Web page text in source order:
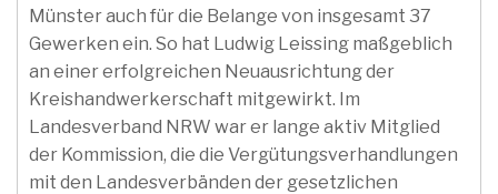
Münster auch für die Belange von insgesamt 37
Gewerken ein. So hat Ludwig Leissing maßgeblich
an einer erfolgreichen Neuausrichtung der
Kreishandwerkerschaft mitgewirkt. Im
Landesverband NRW war er lange aktiv Mitglied
der Kommission, die die Vergütungsverhandlungen
mit den Landesverbänden der gesetzlichen